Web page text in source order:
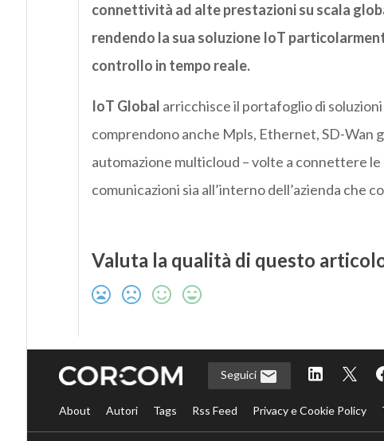
connettività ad alte prestazioni su scala
rendendo la sua soluzione IoT
controllo in tempo reale.
IoT Global arricchisce il portafoglio di
comprendono anche Mpls, Ethernet, SD-Wan
automazione multicloud – volte a connettere
comunicazioni sia all’interno dell’azienda che
Valuta la qualità di questo
Seguici
About Autori Tags Rss Feed Privacy e Cookie Policy